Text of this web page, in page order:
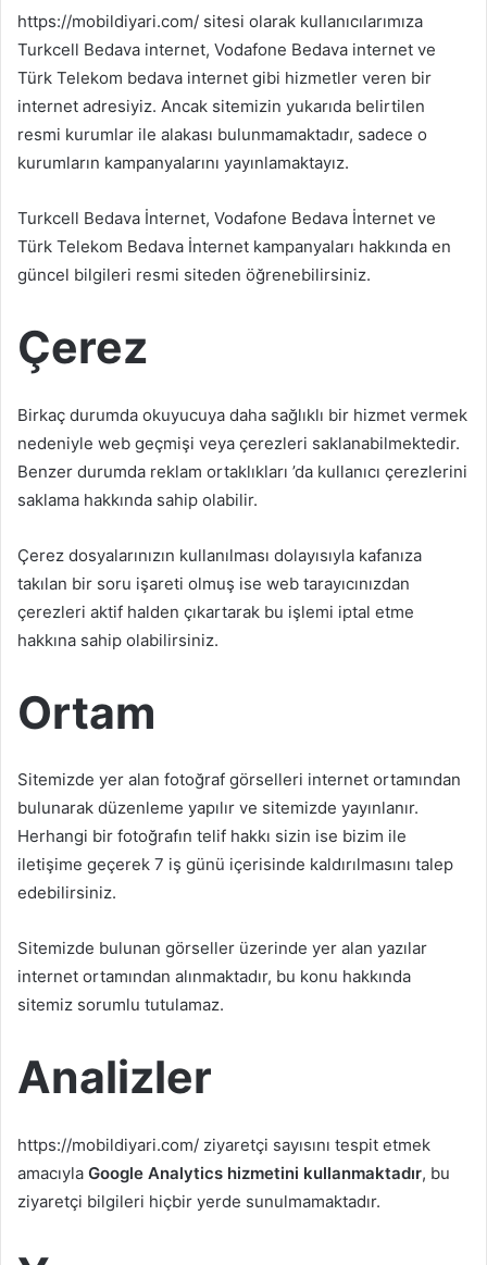
https://mobildiyari.com/ sitesi olarak kullanıcılarımıza
Turkcell Bedava internet, Vodafone Bedava internet ve
Türk Telekom bedava internet gibi hizmetler veren bir
internet adresiyiz. Ancak sitemizin yukarıda belirtilen
resmi kurumlar ile alakası bulunmamaktadır, sadece o
kurumların kampanyalarını yayınlamaktayız.
Turkcell Bedava İnternet, Vodafone Bedava İnternet ve
Türk Telekom Bedava İnternet kampanyaları hakkında en
güncel bilgileri resmi siteden öğrenebilirsiniz.
Çerez
Birkaç durumda okuyucuya daha sağlıklı bir hizmet vermek
nedeniyle web geçmişi veya çerezleri saklanabilmektedir.
Benzer durumda reklam ortaklıkları ’da kullanıcı çerezlerini
saklama hakkında sahip olabilir.
Çerez dosyalarınızın kullanılması dolayısıyla kafanıza
takılan bir soru işareti olmuş ise web tarayıcınızdan
çerezleri aktif halden çıkartarak bu işlemi iptal etme
hakkına sahip olabilirsiniz.
Ortam
Sitemizde yer alan fotoğraf görselleri internet ortamından
bulunarak düzenleme yapılır ve sitemizde yayınlanır.
Herhangi bir fotoğrafın telif hakkı sizin ise bizim ile
iletişime geçerek 7 iş günü içerisinde kaldırılmasını talep
edebilirsiniz.
Sitemizde bulunan görseller üzerinde yer alan yazılar
internet ortamından alınmaktadır, bu konu hakkında
sitemiz sorumlu tutulamaz.
Analizler
https://mobildiyari.com/ ziyaretçi sayısını tespit etmek
amacıyla Google Analytics hizmetini kullanmaktadır, bu
ziyaretçi bilgileri hiçbir yerde sunulmamaktadır.